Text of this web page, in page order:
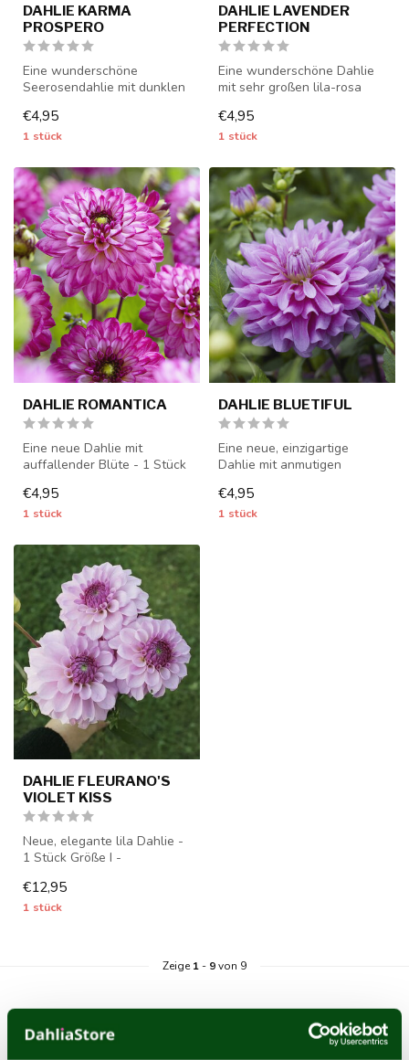
DAHLIE KARMA
PROSPERO
Eine wunderschöne
Seerosendahlie mit dunklen
Dahlie...
€4,95
1 stück
DAHLIE LAVENDER
PERFECTION
Eine wunderschöne Dahlie
mit sehr großen lila-rosa
Da...
€4,95
1 stück
DAHLIE ROMANTICA
Eine neue Dahlie mit
auffallender Blüte - 1 Stück
werde...
€4,95
1 stück
DAHLIE BLUETIFUL
Eine neue, einzigartige
Dahlie mit anmutigen
Größ...
€4,95
1 stück
DAHLIE FLEURANO'S
VIOLET KISS
Neue, elegante lila Dahlie -
1 Stück Größe I -
Mitte Mä...
€12,95
1 stück
Zeige 1 - 9von 9